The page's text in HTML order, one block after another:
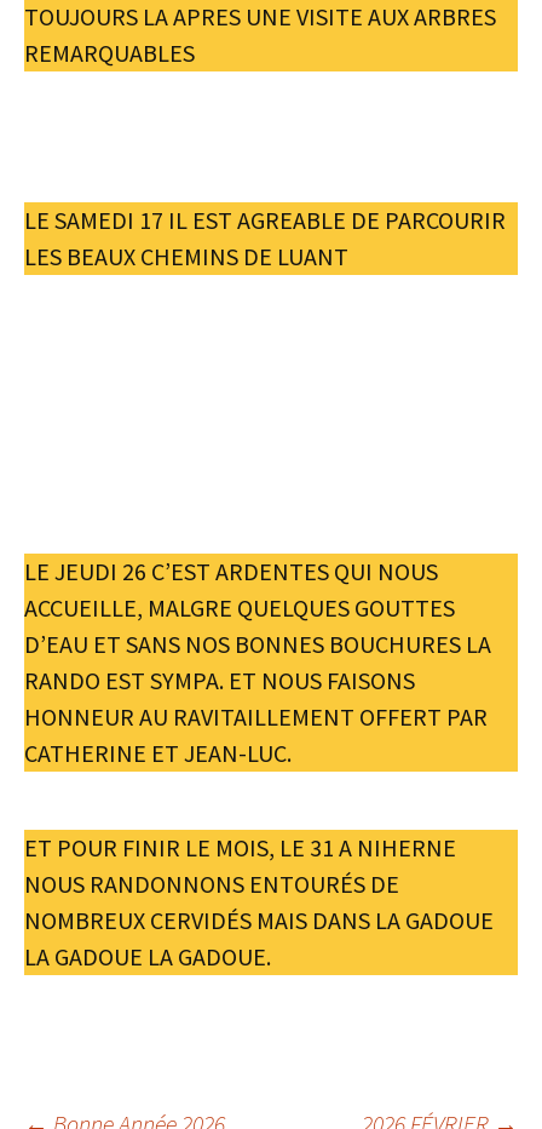
TOUJOURS LA APRES UNE VISITE AUX ARBRES
REMARQUABLES
LE SAMEDI 17 IL EST AGREABLE DE PARCOURIR
LES BEAUX CHEMINS DE LUANT
LE JEUDI 26 C’EST ARDENTES QUI NOUS
ACCUEILLE, MALGRE QUELQUES GOUTTES
D’EAU ET SANS NOS BONNES BOUCHURES LA
RANDO EST SYMPA. ET NOUS FAISONS
HONNEUR AU RAVITAILLEMENT OFFERT PAR
CATHERINE ET JEAN-LUC.
ET POUR FINIR LE MOIS, LE 31 A NIHERNE
NOUS RANDONNONS ENTOURÉS DE
NOMBREUX CERVIDÉS MAIS DANS LA GADOUE
LA GADOUE LA GADOUE.